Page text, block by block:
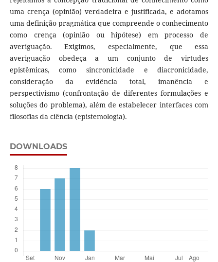
uma crença (opinião) verdadeira e justificada, e adotamos
uma definição pragmática que compreende o conhecimento
como crença (opinião ou hipótese) em processo de
averiguação. Exigimos, especialmente, que essa
averiguação obedeça a um conjunto de virtudes
epistêmicas, como sincronicidade e diacronicidade,
consideração da evidência total, imanência e
perspectivismo (confrontação de diferentes formulações e
soluções do problema), além de estabelecer interfaces com
filosofias da ciência (epistemologia).
DOWNLOADS